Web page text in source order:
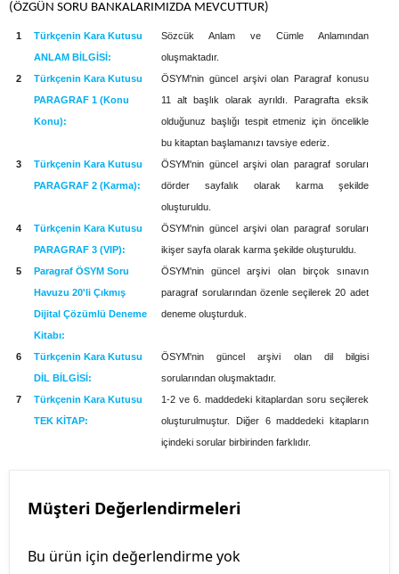
(ÖZGÜN SORU BANKALARIMIZDA MEVCUTTUR)
1
Türkçenin Kara Kutusu
ANLAM BİLGİSİ:
Sözcük Anlam ve Cümle Anlamından
oluşmaktadır.
2
Türkçenin Kara Kutusu
PARAGRAF 1 (Konu
Konu):
ÖSYM'nin güncel arşivi olan Paragraf konusu
11 alt başlık ola­rak ayrıldı. Paragrafta eksik
olduğunuz başlığı tespit etmeniz için öncelikle
bu kitaptan başlamanızı tavsiye ederiz.
3
Türkçenin Kara Kutusu
PARAGRAF 2 (Karma):
ÖSYM'nin güncel arşivi olan paragraf soruları
dörder sayfalık olarak karma şekilde
oluşturuldu.
4
Türkçenin Kara Kutusu
PARAGRAF 3 (VIP):
ÖSYM'nin güncel arşivi olan paragraf soruları
ikişer sayfa ola­rak karma şekilde oluşturuldu.
5
Paragraf ÖSYM Soru
Havuzu 20'li Çıkmış
Dijital Çözümlü Deneme
Kitabı:
ÖSYM'nin güncel arşivi olan birçok sınavın
paragraf soruların­dan özenle seçilerek 20 adet
deneme oluşturduk.
6
Türkçenin Kara Kutusu
DİL BİLGİSİ:
ÖSYM'nin güncel arşivi olan dil bilgisi
sorularından oluşmak­tadır.
7
Türkçenin Kara Kutusu
TEK KİTAP:
1-2 ve 6. maddedeki kitaplardan soru seçilerek
oluşturulmuş­tur. Diğer 6 maddedeki kitapların
içindeki sorular birbirinden farklıdır.
Müşteri Değerlendirmeleri
Bu ürün için değerlendirme yok